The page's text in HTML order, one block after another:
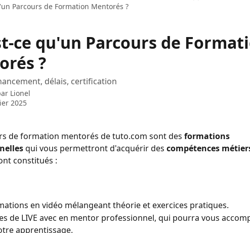
Parcours de Formation Mentorés ?
ce qu'un Parcours de
?
délais, certification
Lionel
2025
de formation mentorés de tuto.com sont des formations
qui vous permettront d'acquérir des compétences
constitués :
en vidéo mélangeant théorie et exercices pratiques.
de LIVE avec en mentor professionnel, qui pourra vous
apprentissage.